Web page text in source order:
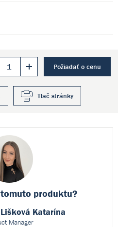
Požiadať o cenu
Tlač stránky
tomuto produktu?
Katarína
Manager